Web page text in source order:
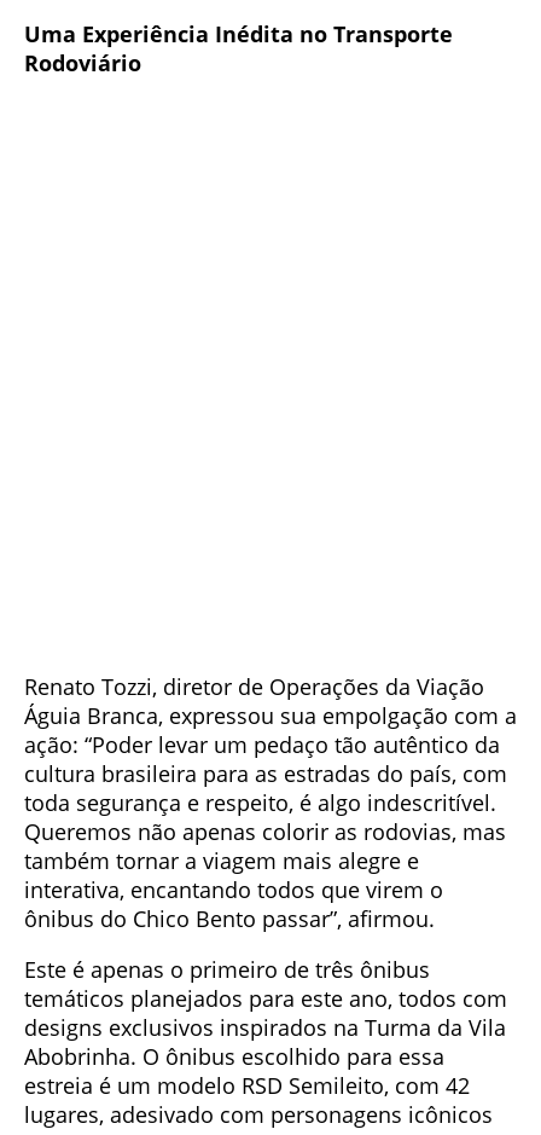
Uma Experiência Inédita no Transporte
Rodoviário
Renato Tozzi, diretor de Operações da Viação
Águia Branca, expressou sua empolgação com a
ação: “Poder levar um pedaço tão autêntico da
cultura brasileira para as estradas do país, com
toda segurança e respeito, é algo indescritível.
Queremos não apenas colorir as rodovias, mas
também tornar a viagem mais alegre e
interativa, encantando todos que virem o
ônibus do Chico Bento passar”, afirmou.
Este é apenas o primeiro de três ônibus
temáticos planejados para este ano, todos com
designs exclusivos inspirados na Turma da Vila
Abobrinha. O ônibus escolhido para essa
estreia é um modelo RSD Semileito, com 42
lugares, adesivado com personagens icônicos